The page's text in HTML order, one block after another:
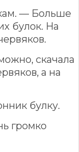
— Больше
булок. На
скачала
а на
булку.
громко